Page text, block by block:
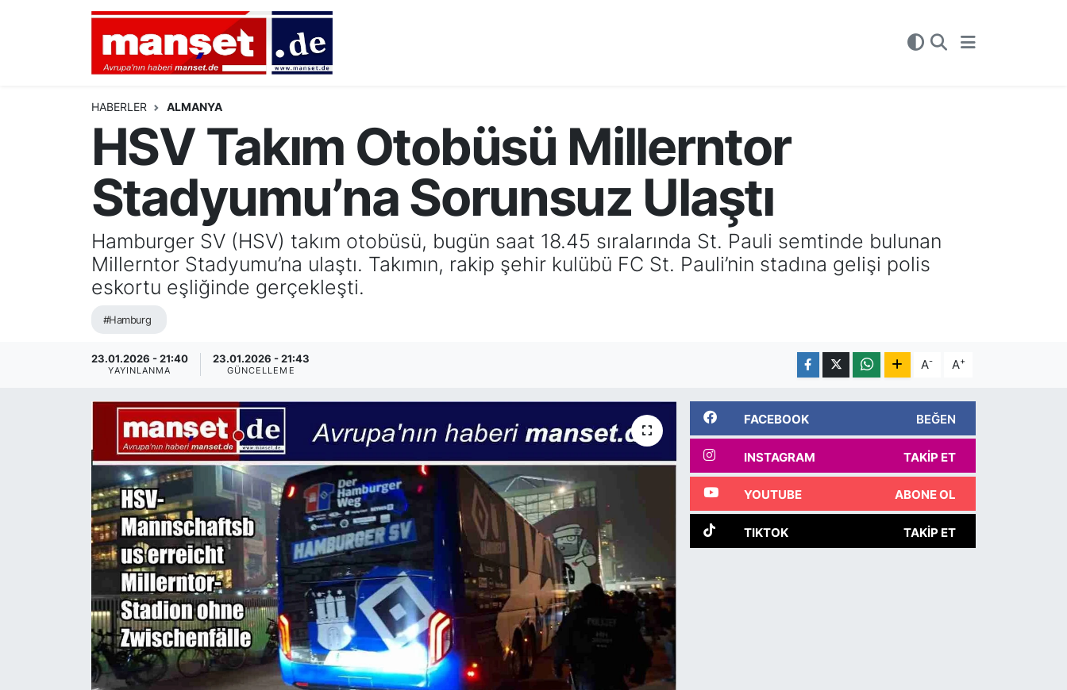
HABERLER ALMANYA
HSV Takım Otobüsü Millerntor
Stadyumu’na Sorunsuz Ulaştı
Hamburger SV (HSV) takım otobüsü, bugün saat 18.45 sıralarında St. Pauli semtinde bulunan
Millerntor Stadyumu’na ulaştı. Takımın, rakip şehir kulübü FC St. Pauli’nin stadına gelişi polis
eskortu eşliğinde gerçekleşti.
#Hamburg
23.01.2026 - 21:40
YAYINLANMA
23.01.2026 - 21:43
GÜNCELLEME A- A+
FACEBOOK BEĞEN
INSTAGRAM TAKIP ET
YOUTUBE ABONE OL
TIKTOK TAKIP ET
AVRUPA
ALMANYA
TÜRKİYE
Nöbetçi Eczaneler
Hava Durumu
Namaz Vakitleri
Trafik Durumu
Puan Durumu ve Fikstür
Tüm Manşetler